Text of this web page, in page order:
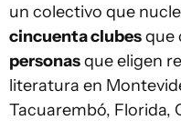
un colectivo que
cincuenta clubesque
personasque eligen
literatura en
Tacuarembó, Florida,